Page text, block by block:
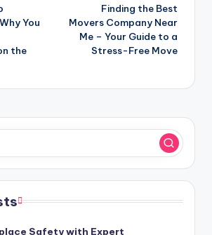
You
the
Finding the Best
Movers Company Near
Me – Your Guide to a
Stress-Free Move
Safety with Expert